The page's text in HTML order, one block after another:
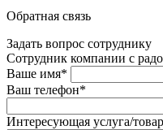
Обратная связь
Задать вопрос сотруднику
Сотрудник компании с
Ваше имя*
Ваш телефон*
Интересующая услуга/товар